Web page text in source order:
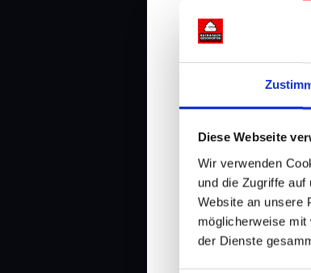
Diese Webseite
Wir verwenden
und die Zugriffe
Website an unsere
möglicherweise
der Dienste